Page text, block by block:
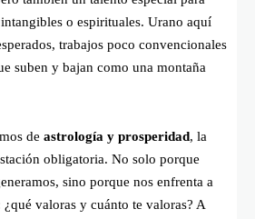
o espirituales. Urano aquí
trabajos poco convencionales
suben y bajan como una montaña
de astrología y prosperidad, la
obligatoria. No solo porque
sino porque nos enfrenta a
valoras y cuánto te valoras? A